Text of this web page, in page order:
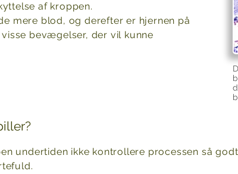
af kroppen.
mere blod, og derefter er hjernen på
bevægelser, der vil kunne
undertiden ikke kontrollere processen så